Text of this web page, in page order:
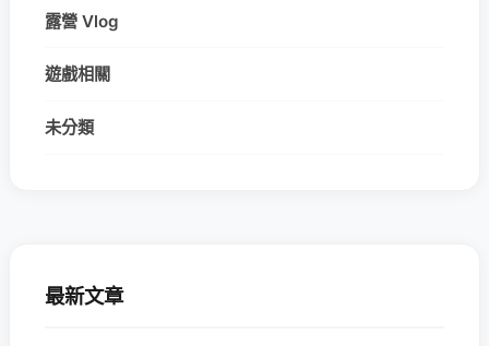
露營 Vlog
遊戲相關
未分類
最新文章